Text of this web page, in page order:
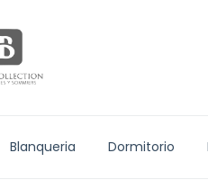
Blanqueria Dormitorio